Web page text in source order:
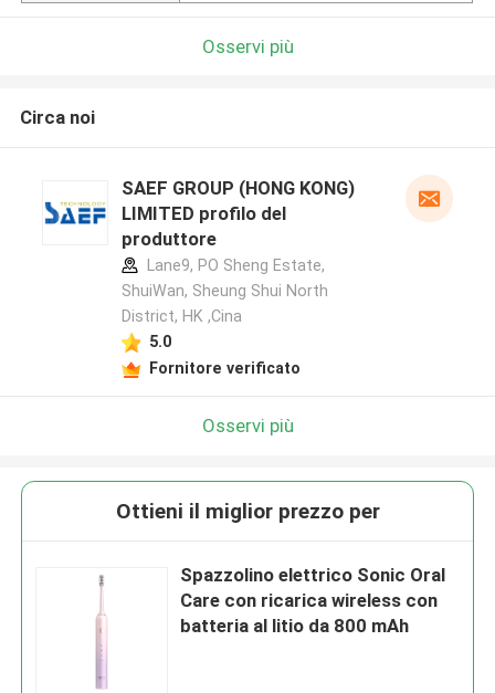
Osservi più
Circa noi
SAEF GROUP (HONG KONG)
LIMITED profilo del
produttore
Lane9, PO Sheng Estate,
ShuiWan, Sheung Shui North
District, HK ,Cina
5.0
Fornitore verificato
Osservi più
Ottieni il miglior prezzo per
Spazzolino elettrico Sonic Oral
Care con ricarica wireless con
batteria al litio da 800 mAh